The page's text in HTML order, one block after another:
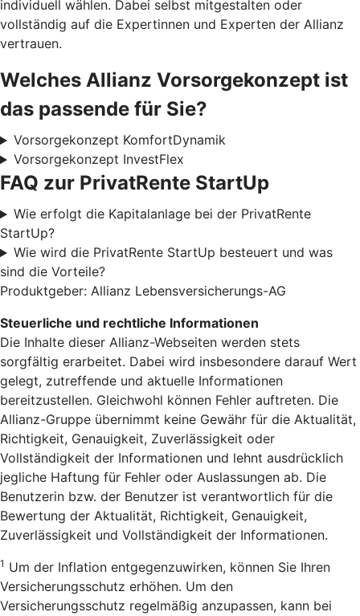
individuell wählen. Dabei selbst mitgestalten oder
vollständig auf die Expertinnen und Experten der Allianz
vertrauen.
Welches Allianz Vorsorgekonzept ist
das passende für Sie?
Vorsorgekonzept KomfortDynamik
Vorsorgekonzept InvestFlex
FAQ zur PrivatRente StartUp
Wie erfolgt die Kapitalanlage bei der PrivatRente
StartUp?
Wie wird die PrivatRente StartUp besteuert und was
sind die Vorteile?
Produktgeber: Allianz Lebensversicherungs-AG
Steuerliche und rechtliche Informationen
Die Inhalte dieser Allianz-Webseiten werden stets
sorgfältig erarbeitet. Dabei wird insbesondere darauf Wert
gelegt, zutreffende und aktuelle Informationen
bereitzustellen. Gleichwohl können Fehler auftreten. Die
Allianz-Gruppe übernimmt keine Gewähr für die Aktualität,
Richtigkeit, Genauigkeit, Zuverlässigkeit oder
Vollständigkeit der Informationen und lehnt ausdrücklich
jegliche Haftung für Fehler oder Auslassungen ab. Die
Benutzerin bzw. der Benutzer ist verantwortlich für die
Bewertung der Aktualität, Richtigkeit, Genauigkeit,
Zuverlässigkeit und Vollständigkeit der Informationen.
1 Um der Inflation entgegenzuwirken, können Sie Ihren
Versicherungsschutz erhöhen. Um den
Versicherungsschutz regelmäßig anzupassen, kann bei